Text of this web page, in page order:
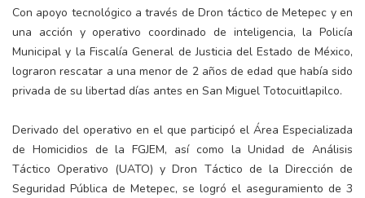
Con apoyo tecnológico a través de Dron táctico de Metepec y en
una acción y operativo coordinado de inteligencia, la Policía
Municipal y la Fiscalía General de Justicia del Estado de México,
lograron rescatar a una menor de 2 años de edad que había sido
privada de su libertad días antes en San Miguel Totocuitlapilco.
Derivado del operativo en el que participó el Área Especializada
de Homicidios de la FGJEM, así como la Unidad de Análisis
Táctico Operativo (UATO) y Dron Táctico de la Dirección de
Seguridad Pública de Metepec, se logró el aseguramiento de 3